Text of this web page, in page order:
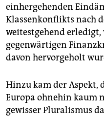
einhergehenden
Klassenkonflikts nach
weitestgehend erledigt,
gegenwärtigen
davon hervorgeholt
Hinzu kam der Aspekt,
Europa ohnehin kaum
gewisser Pluralismus